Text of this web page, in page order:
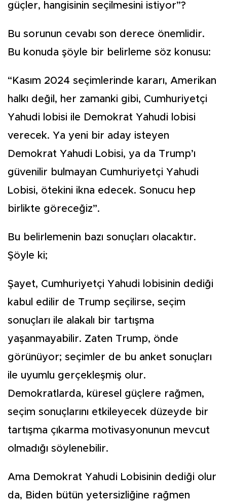
güçler, hangisinin seçilmesini istiyor”?
Bu sorunun cevabı son derece önemlidir.
Bu konuda şöyle bir belirleme söz konusu:
“Kasım 2024 seçimlerinde kararı, Amerikan
halkı değil, her zamanki gibi, Cumhuriyetçi
Yahudi lobisi ile Demokrat Yahudi lobisi
verecek. Ya yeni bir aday isteyen
Demokrat Yahudi Lobisi, ya da Trump’ı
güvenilir bulmayan Cumhuriyetçi Yahudi
Lobisi, ötekini ikna edecek. Sonucu hep
birlikte göreceğiz”.
Bu belirlemenin bazı sonuçları olacaktır.
Şöyle ki;
Şayet, Cumhuriyetçi Yahudi lobisinin dediği
kabul edilir de Trump seçilirse, seçim
sonuçları ile alakalı bir tartışma
yaşanmayabilir. Zaten Trump, önde
görünüyor; seçimler de bu anket sonuçları
ile uyumlu gerçekleşmiş olur.
Demokratlarda, küresel güçlere rağmen,
seçim sonuçlarını etkileyecek düzeyde bir
tartışma çıkarma motivasyonunun mevcut
olmadığı söylenebilir.
Ama Demokrat Yahudi Lobisinin dediği olur
da, Biden bütün yetersizliğine rağmen